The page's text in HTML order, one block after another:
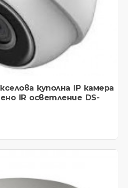
куполна IP камера
IR осветление DS-